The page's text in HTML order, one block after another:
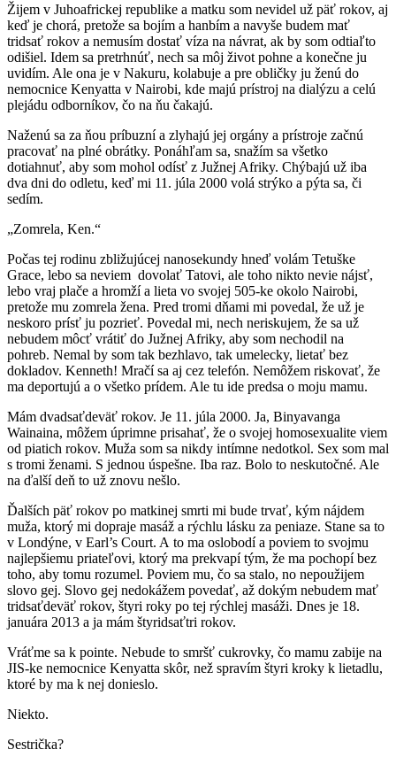
Žijem v Juhoafrickej republike a matku som nevidel už päť rokov, aj
keď je chorá, pretože sa bojím a hanbím a navyše budem mať
tridsať rokov a nemusím dostať víza na návrat, ak by som odtiaľto
odišiel. Idem sa pretrhnúť, nech sa môj život pohne a konečne ju
uvidím. Ale ona je v Nakuru, kolabuje a pre obličky ju ženú do
nemocnice Kenyatta v Nairobi, kde majú prístroj na dialýzu a celú
plejádu odborníkov, čo na ňu čakajú.
Naženú sa za ňou príbuzní a zlyhajú jej orgány a prístroje začnú
pracovať na plné obrátky. Ponáhľam sa, snažím sa všetko
dotiahnuť, aby som mohol odísť z Južnej Afriky. Chýbajú už iba
dva dni do odletu, keď mi 11. júla 2000 volá strýko a pýta sa, či
sedím.
„Zomrela, Ken.“
Počas tej rodinu zbližujúcej nanosekundy hneď volám Tetuške
Grace, lebo sa neviem dovolať Tatovi, ale toho nikto nevie nájsť,
lebo vraj plače a hromží a lieta vo svojej 505-ke okolo Nairobi,
pretože mu zomrela žena. Pred tromi dňami mi povedal, že už je
neskoro prísť ju pozrieť. Povedal mi, nech neriskujem, že sa už
nebudem môcť vrátiť do Južnej Afriky, aby som nechodil na
pohreb. Nemal by som tak bezhlavo, tak umelecky, lietať bez
dokladov. Kenneth! Mračí sa aj cez telefón. Nemôžem riskovať, že
ma deportujú a o všetko prídem. Ale tu ide predsa o moju mamu.
Mám dvadsaťdeväť rokov. Je 11. júla 2000. Ja, Binyavanga
Wainaina, môžem úprimne prisahať, že o svojej homosexualite viem
od piatich rokov. Muža som sa nikdy intímne nedotkol. Sex som mal
s tromi ženami. S jednou úspešne. Iba raz. Bolo to neskutočné. Ale
na ďalší deň to už znovu nešlo.
Ďalších päť rokov po matkinej smrti mi bude trvať, kým nájdem
muža, ktorý mi dopraje masáž a rýchlu lásku za peniaze. Stane sa to
v Londýne, v Earl’s Court. A to ma oslobodí a poviem to svojmu
najlepšiemu priateľovi, ktorý ma prekvapí tým, že ma pochopí bez
toho, aby tomu rozumel. Poviem mu, čo sa stalo, no nepoužijem
slovo gej. Slovo gej nedokážem povedať, až dokým nebudem mať
tridsaťdeväť rokov, štyri roky po tej rýchlej masáži. Dnes je 18.
januára 2013 a ja mám štyridsaťtri rokov.
Vráťme sa k pointe. Nebude to smršť cukrovky, čo mamu zabije na
JIS-ke nemocnice Kenyatta skôr, než spravím štyri kroky k lietadlu,
ktoré by ma k nej donieslo.
Niekto.
Sestrička?